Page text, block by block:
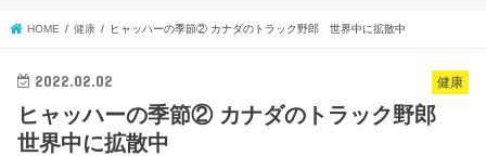
HOME 健康 ヒャッハーの季節② カナダのトラック野郎 世界中に拡散中
健康
2022.02.02
ヒャッハーの季節② カナダのトラック野郎
世界中に拡散中